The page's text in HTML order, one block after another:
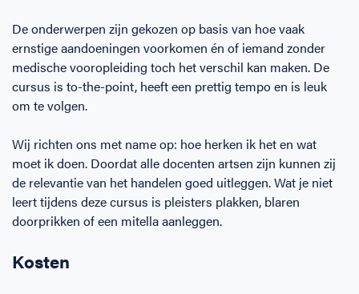
De onderwerpen zijn gekozen op basis van hoe vaak
ernstige aandoeningen voorkomen én of iemand zonder
medische vooropleiding toch het verschil kan maken. De
cursus is to-the-point, heeft een prettig tempo en is leuk
om te volgen.
Wij richten ons met name op: hoe herken ik het en wat
moet ik doen. Doordat alle docenten artsen zijn kunnen zij
de relevantie van het handelen goed uitleggen. Wat je niet
leert tijdens deze cursus is pleisters plakken, blaren
doorprikken of een mitella aanleggen.
Kosten